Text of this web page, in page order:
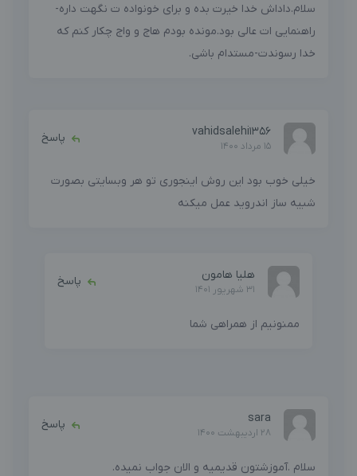
سلام.داداش خدا خیرت بده و برای خونواده ت نگهت داره-
راهنمایی ات عالی بود.مونده بودم هاج و واج چکار کنم که
خدا رسوندت-مستدام باشی.
vahidsalehi1356
15 مرداد 1400
پاسخ
خیلی خوب بود این روش اینجوری تو هر وبسایتی بصورت
شبیه ساز اندروید عمل میکنه
هلیا هامون
31 شهریور 1401
پاسخ
ممنونیم از همراهی شما
sara
28 اردیبهشت 1400
پاسخ
سلام .آموزشتون قدیمیه و الان جواب نمیده.